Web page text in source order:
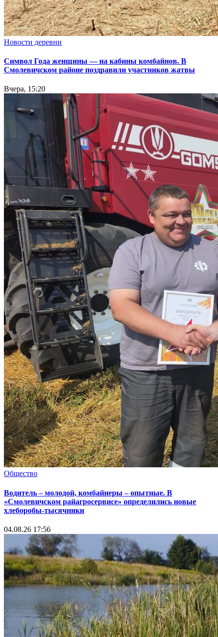
Новости деревни
Символ Года женщины — на кабины комбайнов. В
Смолевичском районе поздравили участников жатвы
Вчера, 15:20
Общество
Водитель – молодой, комбайнеры – опытные. В
«Смолевичском райагросервисе» определились новые
хлеборобы-тысячники
04.08.26 17:56